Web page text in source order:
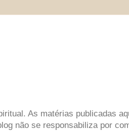
As matérias publicadas
não se responsabiliza por